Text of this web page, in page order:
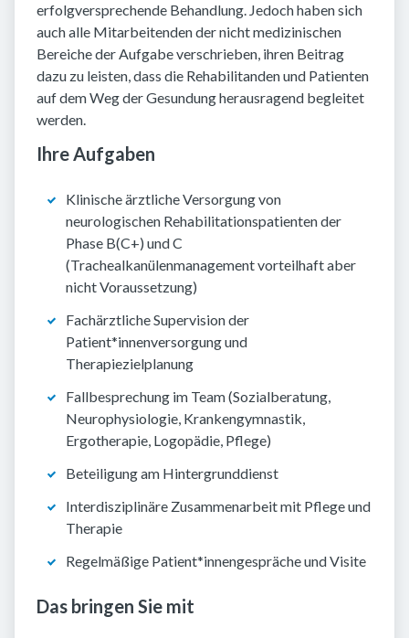
erfolgversprechende Behandlung. Jedoch haben sich
auch alle Mitarbeitenden der nicht medizinischen
Bereiche der Aufgabe verschrieben, ihren Beitrag
dazu zu leisten, dass die Rehabilitanden und Patienten
auf dem Weg der Gesundung herausragend begleitet
werden.
Ihre Aufgaben
Klinische ärztliche Versorgung von
neurologischen Rehabilitationspatienten der
Phase B(C+) und C
(Trachealkanülenmanagement vorteilhaft aber
nicht Voraussetzung)
Fachärztliche Supervision der
Patient*innenversorgung und
Therapiezielplanung
Fallbesprechung im Team (Sozialberatung,
Neurophysiologie, Krankengymnastik,
Ergotherapie, Logopädie, Pflege)
Beteiligung am Hintergrunddienst
Interdisziplinäre Zusammenarbeit mit Pflege und
Therapie
Regelmäßige Patient*innengespräche und Visite
Das bringen Sie mit